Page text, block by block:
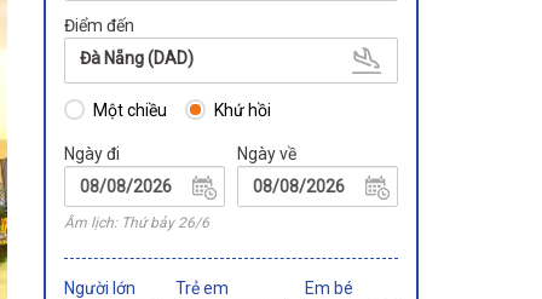
Điểm đến
Đà Nẵng (DAD)
Một chiều Khứ hồi
Ngày đi
Âm lịch: Thứ bảy 26/6
Ngày về
Người lớn Trẻ em Em bé